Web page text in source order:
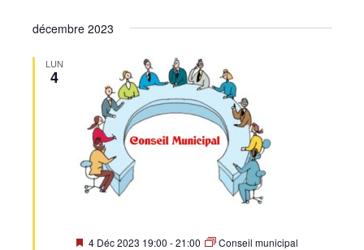
décembre 2023
LUN
4
Mis
4 Déc 2023 19:00 -21:00 Conseil municipal